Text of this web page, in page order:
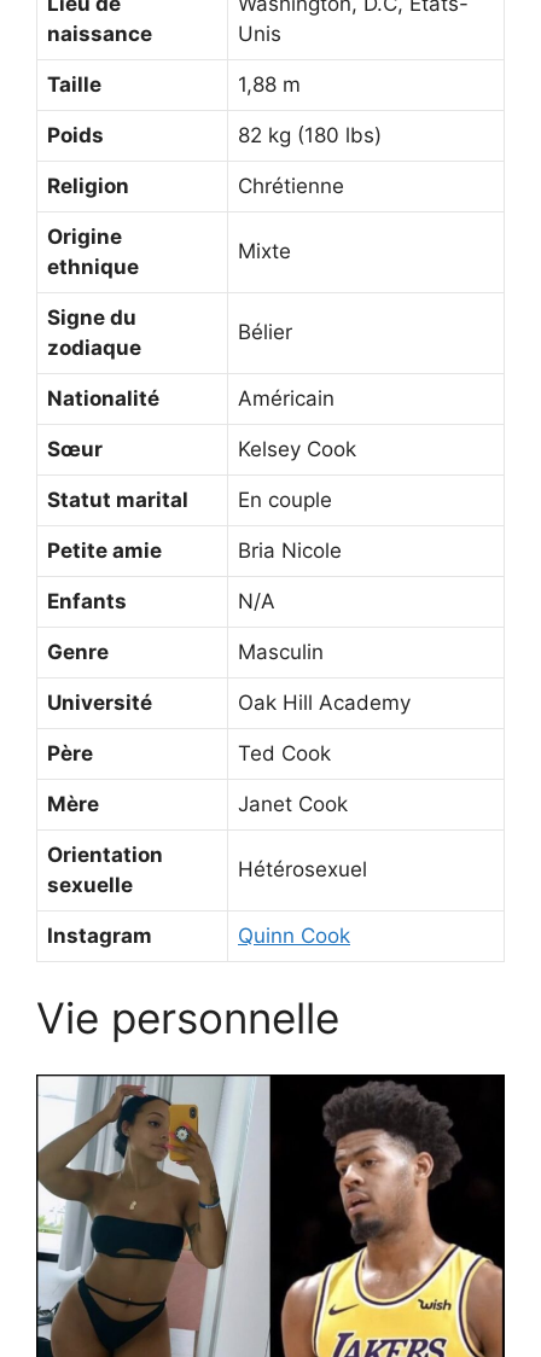
naissance
Unis
Taille 1,88 m
Poids 82 kg (180 lbs)
Religion Chrétienne
Origine
ethnique
Mixte
Signe du
zodiaque
Bélier
Nationalité Américain
Sœur Kelsey Cook
Statut marital En couple
Petite amie Bria Nicole
Enfants N/A
Genre Masculin
Université Oak Hill Academy
Père Ted Cook
Mère Janet Cook
Orientation
sexuelle
Hétérosexuel
Instagram Quinn Cook
Vie personnelle